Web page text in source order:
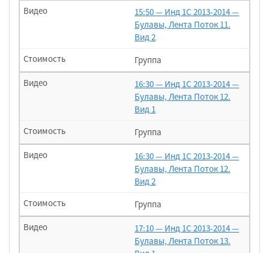
15:50 — Инд 1С 2013-2014 —
Булавы, Лента Поток 11.
Вид 2
Группа
16:30 — Инд 1С 2013-2014 —
Булавы, Лента Поток 12.
Вид 1
Группа
16:30 — Инд 1С 2013-2014 —
Булавы, Лента Поток 12.
Вид 2
Группа
17:10 — Инд 1С 2013-2014 —
Булавы, Лента Поток 13.